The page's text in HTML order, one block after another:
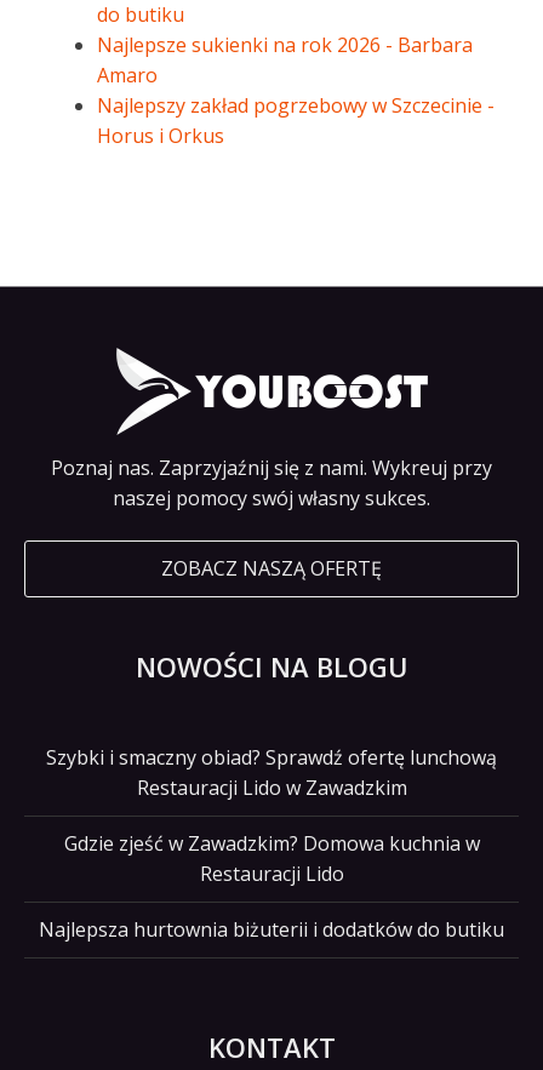
do butiku
Najlepsze sukienki na rok 2026 - Barbara
Amaro
Najlepszy zakład pogrzebowy w Szczecinie -
Horus i Orkus
Poznaj nas. Zaprzyjaźnij się z nami. Wykreuj przy
naszej pomocy swój własny sukces.
ZOBACZ NASZĄ OFERTĘ
NOWOŚCI NA BLOGU
Szybki i smaczny obiad? Sprawdź ofertę lunchową
Restauracji Lido w Zawadzkim
Gdzie zjeść w Zawadzkim? Domowa kuchnia w
Restauracji Lido
Najlepsza hurtownia biżuterii i dodatków do butiku
KONTAKT